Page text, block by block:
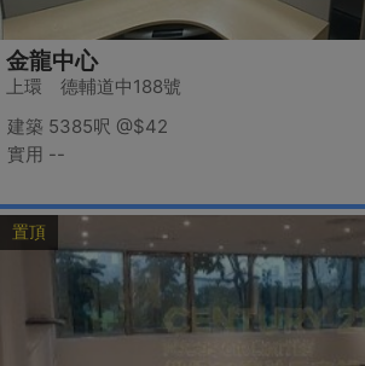
金龍中心
上環 德輔道中188號
建築 5385呎 @$42
實用 --
置頂